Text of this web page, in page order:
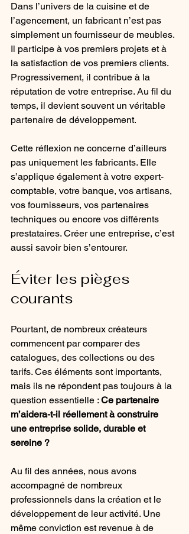
Dans l’univers de la cuisine et de
l’agencement, un fabricant n’est pas
simplement un fournisseur de meubles.
Il participe à vos premiers projets et à
la satisfaction de vos premiers clients.
Progressivement, il contribue à la
réputation de votre entreprise. Au fil du
temps, il devient souvent un véritable
partenaire de développement.
Cette réflexion ne concerne d’ailleurs
pas uniquement les fabricants. Elle
s’applique également à votre expert-
comptable, votre banque, vos artisans,
vos fournisseurs, vos partenaires
techniques ou encore vos différents
prestataires. Créer une entreprise, c’est
aussi savoir bien s’entourer.
Éviter les pièges
courants
Pourtant, de nombreux créateurs
commencent par comparer des
catalogues, des collections ou des
tarifs. Ces éléments sont importants,
mais ils ne répondent pas toujours à la
question essentielle : Ce partenaire
m’aidera-t-il réellement à construire
une entreprise solide, durable et
sereine ?
Au fil des années, nous avons
accompagné de nombreux
professionnels dans la création et le
développement de leur activité. Une
même conviction est revenue à de